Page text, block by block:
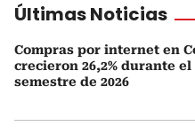
Últimas Noticias
Compras por internet en
crecieron 26,2% durante
semestre de 2026